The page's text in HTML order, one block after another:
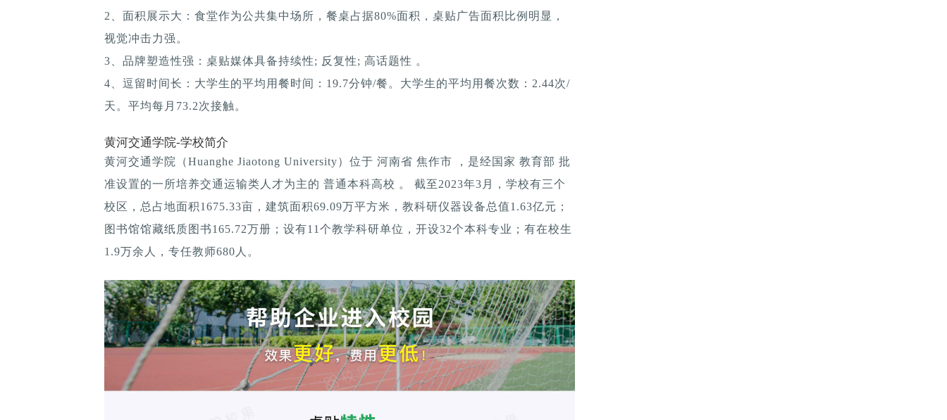
2、面积展示大：食堂作为公共集中场所，餐桌占据80%面积，桌贴广告面积比例明显，
视觉冲击力强。
3、品牌塑造性强：桌贴媒体具备持续性; 反复性; 高话题性 。
4、逗留时间长：大学生的平均用餐时间：19.7分钟/餐。大学生的平均用餐次数：2.44次/
天。平均每月73.2次接触。
黄河交通学院-学校简介
黄河交通学院（Huanghe Jiaotong University）位于 河南省 焦作市 ，是经国家 教育部 批
准设置的一所培养交通运输类人才为主的 普通本科高校 。 截至2023年3月，学校有三个
校区，总占地面积1675.33亩，建筑面积69.09万平方米，教科研仪器设备总值1.63亿元；
图书馆馆藏纸质图书165.72万册；设有11个教学科研单位，开设32个本科专业；有在校生
1.9万余人，专任教师680人。